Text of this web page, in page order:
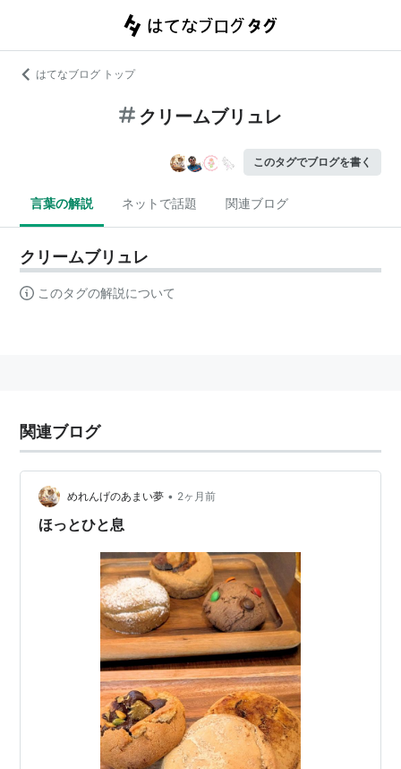
はてなブログ トップ
クリームブリュレ
このタグでブログを書く
言葉の解説 ネットで話題 関連ブログ
クリームブリュレ
このタグの解説について
関連ブログ
めれんげのあまい夢 • 2ヶ月前
ほっとひと息